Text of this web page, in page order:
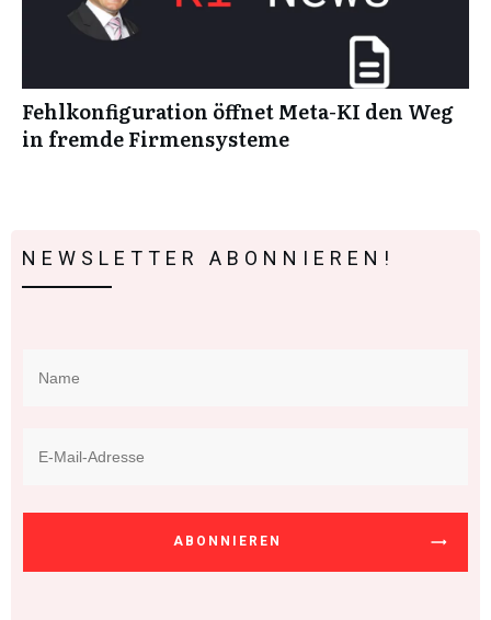
Fehlkonfiguration öffnet Meta-KI den Weg
in fremde Firmensysteme
NEWSLETTER ABONNIEREN!
ABONNIEREN